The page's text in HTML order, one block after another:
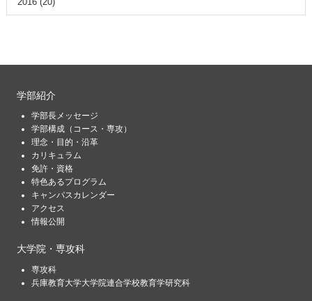
学部紹介
学部長メッセージ
学部構成（コース・専攻）
理念・目的・沿革
カリキュラム
免許・資格
特色あるプログラム
キャンパスカレンダー
アクセス
情報公開
大学院・専攻科
専攻科
兵庫教育大学大学院連合学校教育学研究科